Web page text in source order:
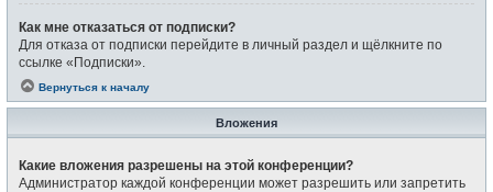
Как мне отказаться от подписки?
Для отказа от подписки перейдите в личный раздел и щёлкните по
ссылке «Подписки».
Вернуться к началу
Вложения
Какие вложения разрешены на этой конференции?
Администратор каждой конференции может разрешить или запретить